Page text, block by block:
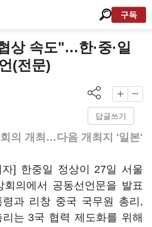
구독
상 속도"…한·중·일
(전문)
답글쓰기
의 개최…다음 개최지 '일본'
] 한중일 정상이 27일 서울
의에서 공동선언문을 발표
과 리창 중국 국무원 총리,
는 3국 협력 제도화를 위해